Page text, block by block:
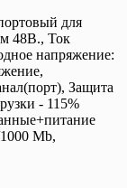
для
48В., Ток
напряжение:
Защита
- 115%
Mb,